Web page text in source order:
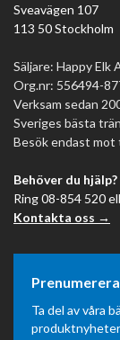
Sveavägen 107
113 50 Stockholm
Säljare: Happy Elk
Org.nr: 556494-
Verksam sedan
Sveriges bästa
Besök endast mot
Behöver du hjälp?
Ring 08-854 520
Kontakta oss →
Ta del av våra